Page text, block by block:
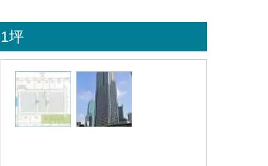
坪